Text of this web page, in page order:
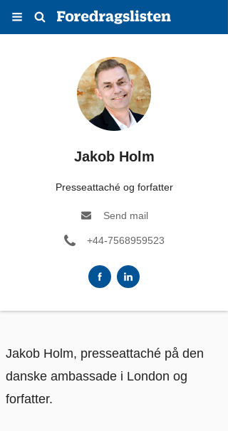
Jakob Holm
Presseattaché og forfatter
Send mail
+44-7568959523
Jakob Holm, presseattaché på den
danske ambassade i London og
forfatter.